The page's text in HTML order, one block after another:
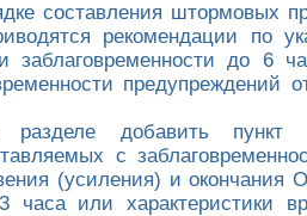
составления штормовых
рекомендации по
заблаговременности до 6
предупреждений
добавить пункт
с
(усиления) и окончания
часа или характеристики